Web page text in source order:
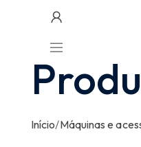
Início/Máquinas e